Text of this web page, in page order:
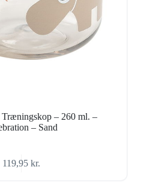
– 260 ml. –
– Sand
119,95kr.